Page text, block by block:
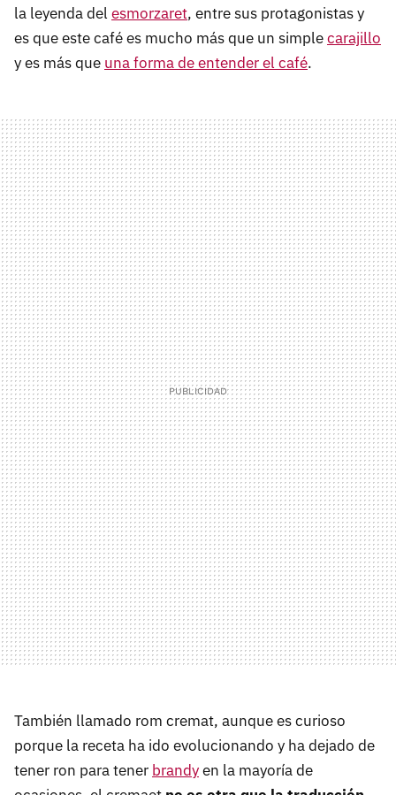
la leyenda del esmorzaret, entre sus protagonistas y
es que este café es mucho más que un simplecarajillo
y es más que una forma de entender el café.
También llamado rom cremat, aunque es curioso
porque la receta ha ido evolucionando y ha dejado de
tener ron para tener brandyen la mayoría de